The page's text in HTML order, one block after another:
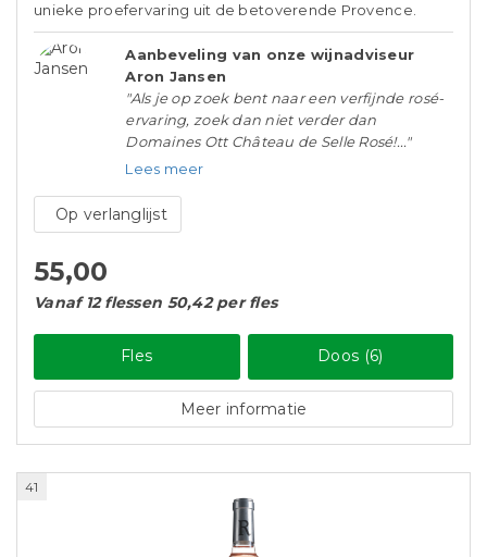
unieke proefervaring uit de betoverende Provence.
Aanbeveling van onze wijnadviseur
Aron Jansen
"Als je op zoek bent naar een verfijnde rosé-
ervaring, zoek dan niet verder dan
Domaines Ott Château de Selle Rosé!..."
Lees meer
Op verlanglijst
55,00
Vanaf 12 flessen 50,42 per fles
Fles Doos (6)
Meer informatie
41